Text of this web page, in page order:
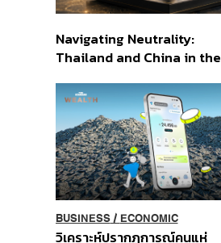
Navigating Neutrality:
Thailand and China in the
Order
BUSINESS/ ECONOMIC
วิเคราะห์ปรากฏการณ์คนแห่